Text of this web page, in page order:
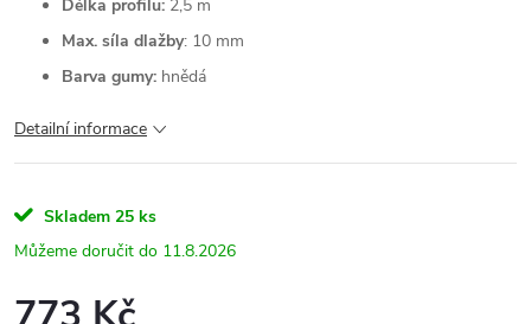
Délka profilu: 2,5 m
Max. síla dlažby: 10 mm
Barva gumy: hnědá
Detailní informace
Skladem 25 ks
11.8.2026